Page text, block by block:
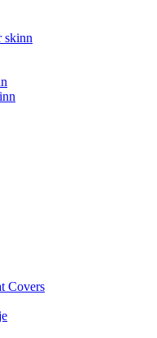
skinn
Covers